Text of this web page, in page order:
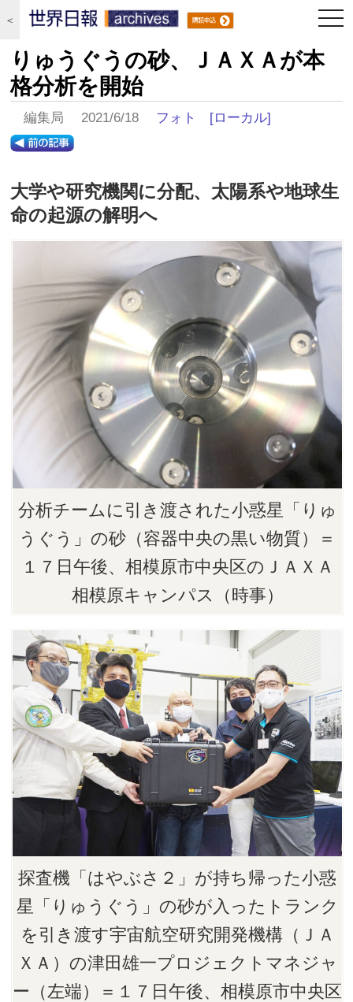
＜
りゅうぐうの砂、ＪＡＸＡが本
格分析を開始
編集局 2021/6/18 フォト [ローカル]
大学や研究機関に分配、太陽系や地球生
命の起源の解明へ
分析チームに引き渡された小惑星「りゅ
うぐう」の砂（容器中央の黒い物質）＝
１７日午後、相模原市中央区のＪＡＸＡ
相模原キャンパス（時事）
探査機「はやぶさ２」が持ち帰った小惑
星「りゅうぐう」の砂が入ったトランク
を引き渡す宇宙航空研究開発機構（ＪＡ
ＸＡ）の津田雄一プロジェクトマネジャ
ー（左端）＝１７日午後、相模原市中央区